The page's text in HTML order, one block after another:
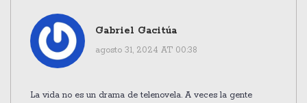
Gabriel Gacitúa
agosto 31, 2024 AT 00:38
La vida no es un drama de telenovela. A veces la gente